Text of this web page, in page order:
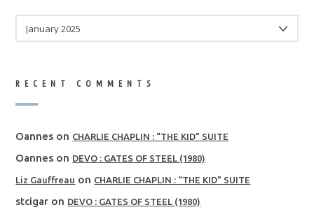
RECENT COMMENTS
Oannes on CHARLIE CHAPLIN : “THE KID” SUITE
Oannes on DEVO : GATES OF STEEL (1980)
Liz Gauffreau on CHARLIE CHAPLIN : “THE KID” SUITE
stcigar on DEVO : GATES OF STEEL (1980)